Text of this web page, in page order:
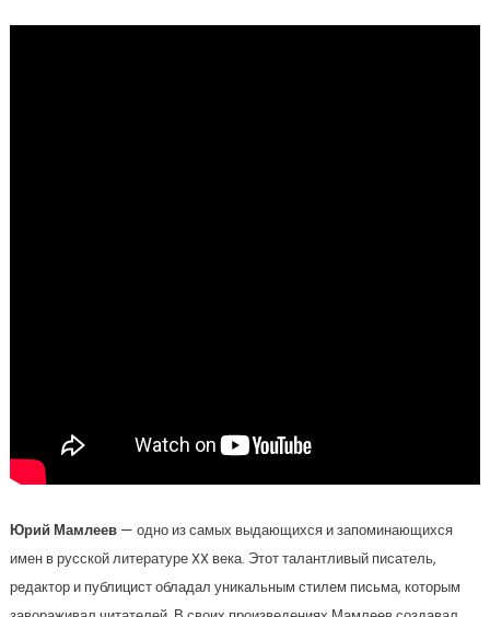
Юрий Мамлеев— одно из самых выдающихся и запоминающихся
имен в русской литературе XX века. Этот талантливый писатель,
редактор и публицист обладал уникальным стилем письма, которым